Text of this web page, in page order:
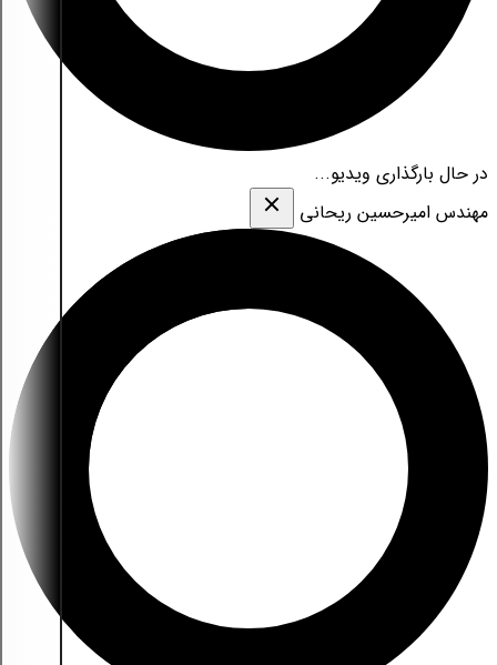
در حال بارگذاری ویدیو...
مهندس امیرحسین ریحانی